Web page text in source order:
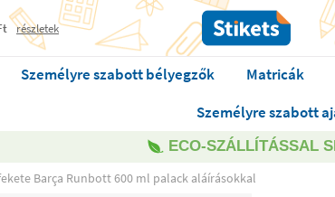
részletek
Személyre szabott bélyegzők Matricák
Személyre szabott
ECO-SZÁLLÍTÁSSAL
Barça Runbott 600 ml palack aláírásokkal